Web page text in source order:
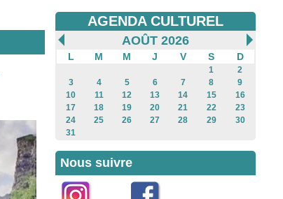
AGENDA CULTUREL
AOÛT 2026
L M M J V S D
1
2
3
4 5 6 7 8
9
10
11 12 13 14 15
16
17
18 19 20 21 22
23
24
25 26 27 28 29
30
31
Nous suivre